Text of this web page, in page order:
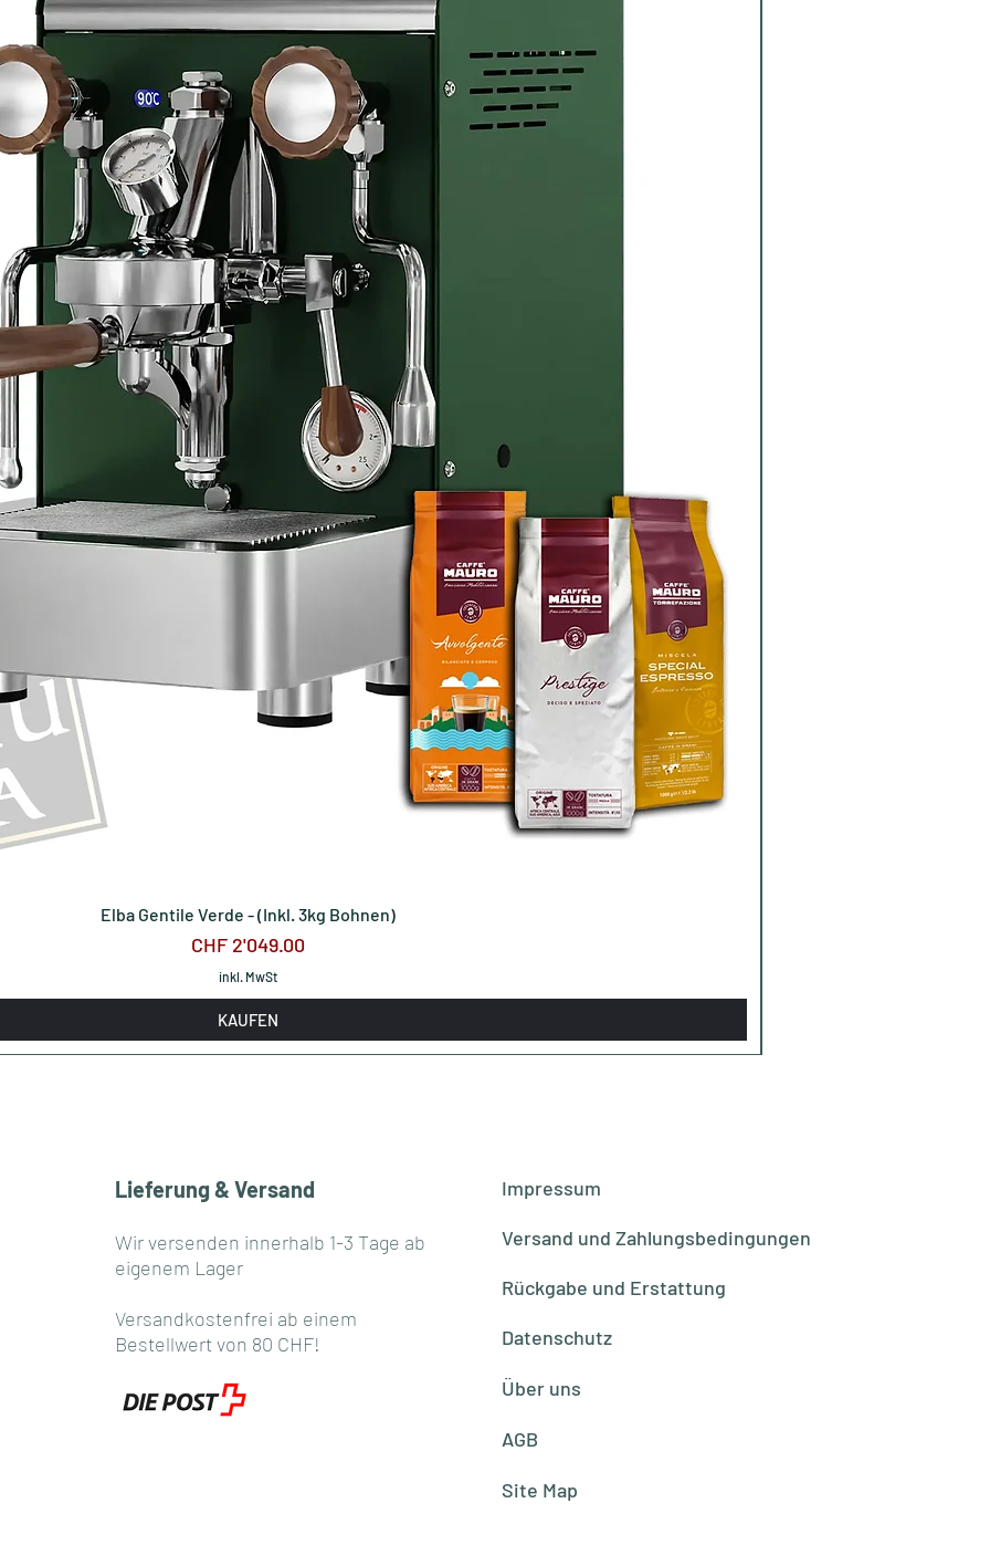
Elba Gentile Verde - (Inkl. 3kg Bohnen)
Preis
CHF 2'049.00
inkl. MwSt
KAUFEN
Lieferung & Versand
Wir versenden innerhalb 1-3 Tage ab
eigenem Lager
Versandkostenfrei ab einem
Bestellwert von 80 CHF!
Impressum
Versand und Zahlungsbedingungen
Rückgabe und Erstattung
Datenschutz
Über uns
AGB
Site Map